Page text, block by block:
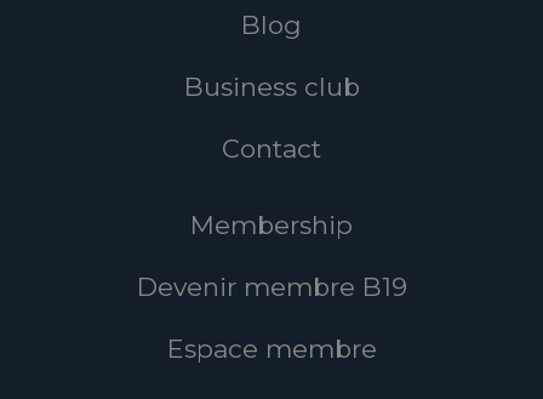
Blog
Business club
Contact
Membership
Devenir membre B19
Espace membre